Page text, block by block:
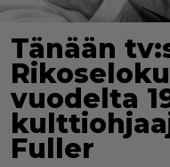
Tänään
vuodelta
Fuller